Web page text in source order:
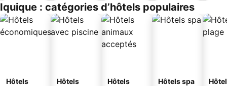
Iquique : catégories d’hôtels populaires
Hôtels
Hôtels
Hôtels
Hôtels spa